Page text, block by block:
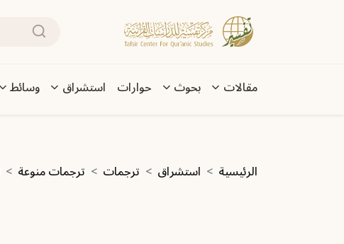
تجاوز إلى المحتوى الرئيسي
بحث
Main navigation
مقالات بحوث حوارات استشراق وسائط
مسار التنقل
الرئيسية استشراق ترجمات ترجمات منوعة